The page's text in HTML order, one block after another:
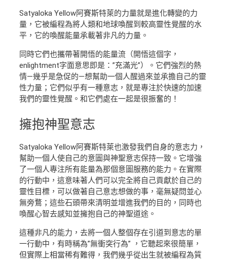
Satyaloka Yellow阿賽斯特萊的力量就是進化轉變的力
量，它被編程為將人類和地球喚醒到較高靈性覺醒的水
平，它的喚醒能量承載著非凡的力量。
同時它們也攜帶著開悟的能量流（開悟這個字，
enlightment字面意思即是：”充滿光”）。它們強烈的熱
情—幾乎是急促的—想幫助一個人醒過來並承擔自己的靈
性力量；它們似乎有一種意志，就是專注於快速的加速
我們的靈性覺醒。和它們處在一起是很振奮的！
擁抱神聖意志
Satyaloka Yellow阿賽斯特萊也激發我們自身的意志力，
幫助一個人使自己的意圖與神聖意志保持一致。它增強
了一個人專注所有能量為那個意圖服務的能力。在實際
的行動中，這意味著人們可以完全將自己貢獻於自己的
靈性目標，可以做著自己意志想做的事，毫無疑問並心
無旁鶩；這些石頭帶來清明並增進我們的目的，同時也
喚醒心智去感知並擁抱自己的神聖道途。
這種非凡的能力，去將一個人整個存在引道到意志的單
一行動中，有時稱為”無衝突行為” ，它聽起來很簡單，
但實際上相當稀有難得，我們幾乎從出生就被編程為質